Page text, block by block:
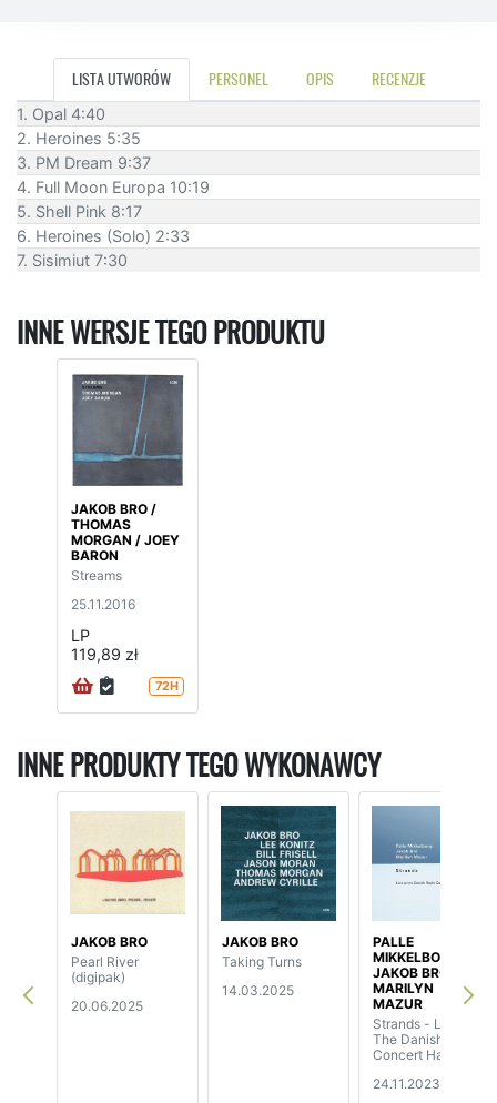
LISTA UTWORÓW PERSONEL OPIS RECENZJE
1. Opal 4:40
2. Heroines 5:35
3. PM Dream 9:37
4. Full Moon Europa 10:19
5. Shell Pink 8:17
6. Heroines (Solo) 2:33
7. Sisimiut 7:30
INNE WERSJE TEGO PRODUKTU
JAKOB BRO /
THOMAS
MORGAN / JOEY
BARON
Streams
25.11.2016
LP
119,89 zł
72H
INNE PRODUKTY TEGO WYKONAWCY
JAKOB BRO
Pearl River
(digipak)
20.06.2025
JAKOB BRO
Taking Turns
14.03.2025
PALLE
MIKKELBORD /
JAKOB BRO /
MARILYN
MAZUR
Strands - Live At
The Danish Radio
Concert Hall
24.11.2023